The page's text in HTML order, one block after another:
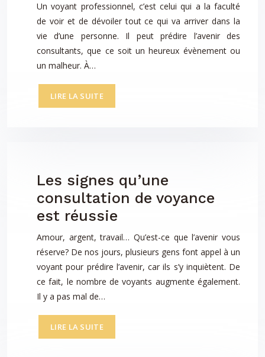
Un voyant professionnel, c’est celui qui a la faculté
de voir et de dévoiler tout ce qui va arriver dans la
vie d’une personne. Il peut prédire l’avenir des
consultants, que ce soit un heureux évènement ou
un malheur. À…
LIRE LA SUITE
Les signes qu’une
consultation de voyance
est réussie
Amour, argent, travail… Qu’est-ce que l’avenir vous
réserve? De nos jours, plusieurs gens font appel à un
voyant pour prédire l’avenir, car ils s’y inquiètent. De
ce fait, le nombre de voyants augmente également.
Il y a pas mal de…
LIRE LA SUITE